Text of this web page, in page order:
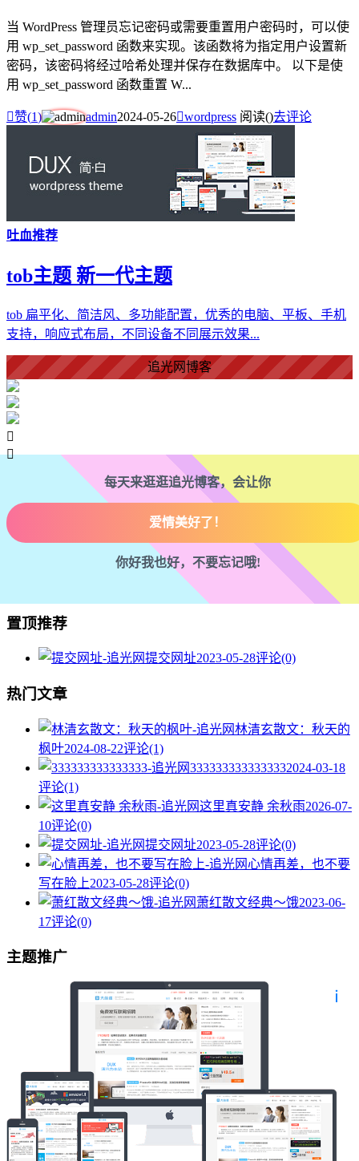
当 WordPress 管理员忘记密码或需要重置用户密码时，可以使
用 wp_set_password 函数来实现。该函数将为指定用户设置新
密码，该密码将经过哈希处理并保存在数据库中。 以下是使
用 wp_set_password 函数重置 W...
赞(1) admin2024-05-26wordpress 阅读()去评论
吐血推荐
tob主题 新一代主题
tob 扁平化、简洁风、多功能配置，优秀的电脑、平板、手机
支持，响应式布局，不同设备不同展示效果...
追光网博客


每天来逛逛追光博客，会让你
爱情美好了！
心情舒畅了！
腰也不酸了！
工作也轻松了！
你好我也好，不要忘记哦!
置顶推荐
提交网址2023-05-28评论(0)
热门文章
林清玄散文：秋天的
枫叶2024-08-22评论(1)
3333333333333332024-03-18
评论(1)
这里真安静 余秋雨2026-07-
10评论(0)
提交网址2023-05-28评论(0)
心情再差，也不要
写在脸上2023-05-28评论(0)
萧红散文经典～饿2023-06-
17评论(0)
主题推广